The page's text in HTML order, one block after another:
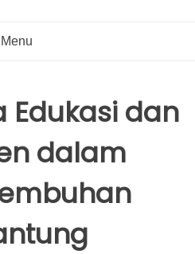
Menu
Edukasi dan
dalam